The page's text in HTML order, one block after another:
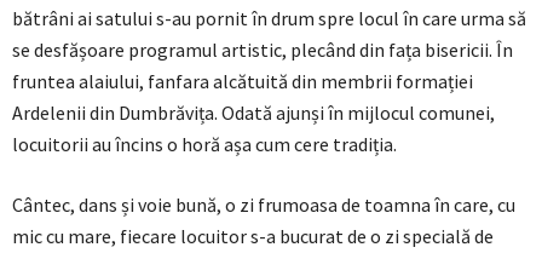
bătrâni ai satului s-au pornit în drum spre locul în care urma să
se desfășoare programul artistic, plecând din fața bisericii. În
fruntea alaiului, fanfara alcătuită din membrii formației
Ardelenii din Dumbrăvița. Odată ajunși în mijlocul comunei,
locuitorii au încins o horă așa cum cere tradiția.
Cântec, dans și voie bună, o zi frumoasa de toamna în care, cu
mic cu mare, fiecare locuitor s-a bucurat de o zi specială de